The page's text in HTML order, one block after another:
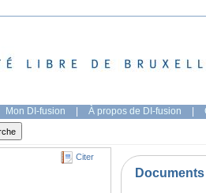
Mon DI-fusion | À propos de DI-fusion |
Citer